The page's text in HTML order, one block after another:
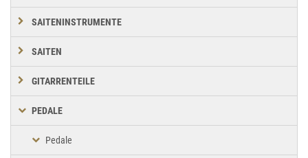
SAITENINSTRUMENTE
SAITEN
GITARRENTEILE
PEDALE
Pedale